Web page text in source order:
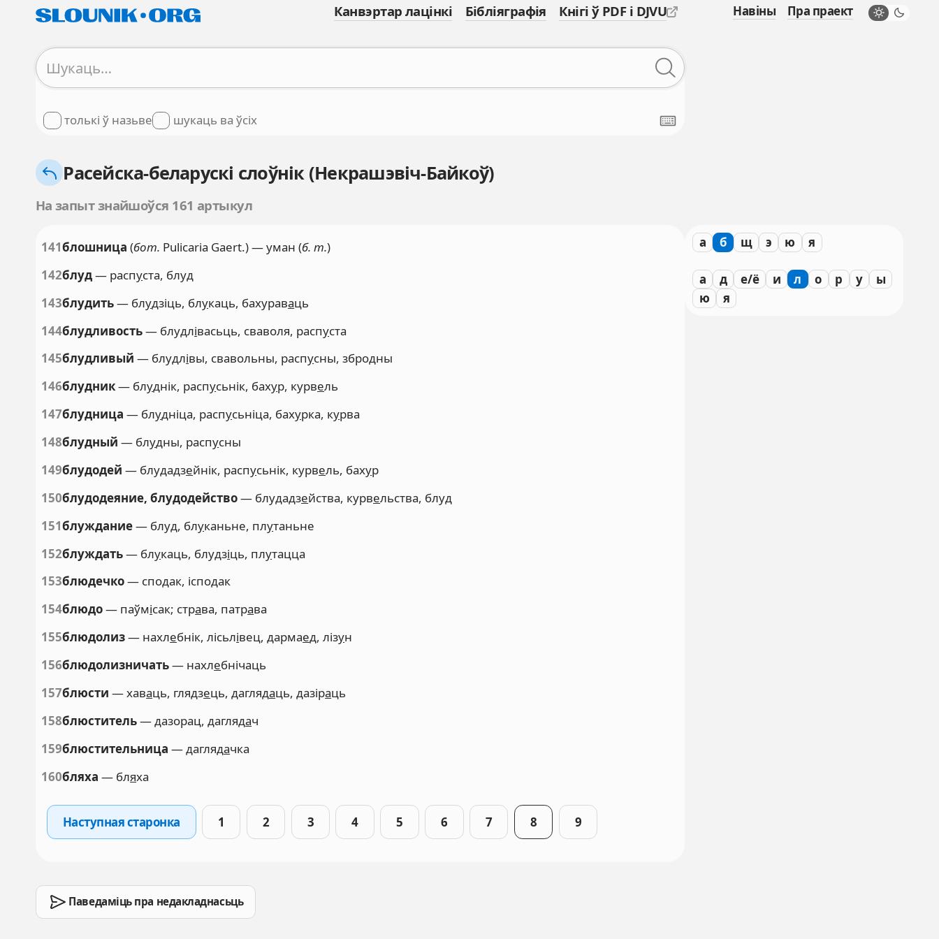
Канвэртар лацінкі Бібліяграфія Кнігі ў PDF і DJVU Навіны Пра праект
толькі ў назьве шукаць ва ўсіх
Расейска-беларускі слоўнік (Некрашэвіч-Байкоў)
На запыт знайшоўся 161 артыкул
а б щ э ю я
а д е/ё и л о р у
ы
ю
я
141блошница (бот. Pulicaria Gaert.) — уман (б. т.)
142блуд— распуста, блуд
143блудить— блудзіць, блукаць, бахураваць
144блудливость— блудлівасьць, сваволя, распуста
145блудливый — блудлівы, свавольны, распусны, збродны
146блудник— блуднік, распусьнік, бахур, курвель
147блудница — блудніца, распусьніца, бахурка, курва
148блудный — блудны, распусны
149блудодей — блудадзейнік, распусьнік, курвель, бахур
150блудодеяние, блудодейство— блудадзейства, курвельства, блуд
151блуждание— блуд, блуканьне, плутаньне
152блуждать— блукаць, блудзіць, плутацца
153блюдечко— сподак, ісподак
154блюдо— паўмісак; страва, патрава
155блюдолиз— нахлебнік, лісьлівец, дармаед, лізун
156блюдолизничать— нахлебнічаць
157блюсти — хаваць, глядзець, даглядаць, дазіраць
158блюститель— дазорац, даглядач
159блюстительница — даглядачка
160бляха — бляха
Наступная старонка 1 2 3 4 5 6 7 8 9
Паведаміць пра недакладнасьць